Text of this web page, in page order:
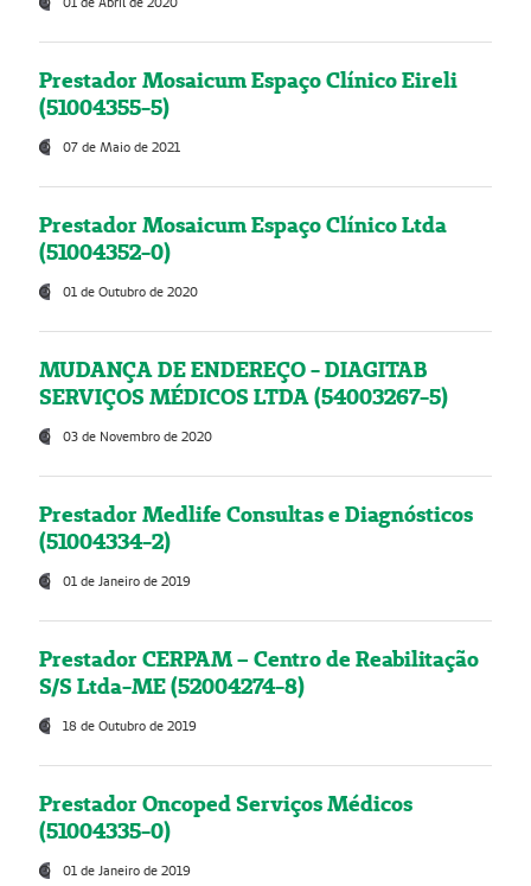
Prestador Mosaicum Espaço Clínico Eireli
(51004355-5)
07 de Maio de 2021
Prestador Mosaicum Espaço Clínico Ltda
(51004352-0)
01 de Outubro de 2020
MUDANÇA DE ENDEREÇO - DIAGITAB
SERVIÇOS MÉDICOS LTDA (54003267-5)
03 de Novembro de 2020
Prestador Medlife Consultas e Diagnósticos
(51004334-2)
01 de Janeiro de 2019
Prestador CERPAM – Centro de Reabilitação
S/S Ltda-ME (52004274-8)
18 de Outubro de 2019
Prestador Oncoped Serviços Médicos
(51004335-0)
01 de Janeiro de 2019